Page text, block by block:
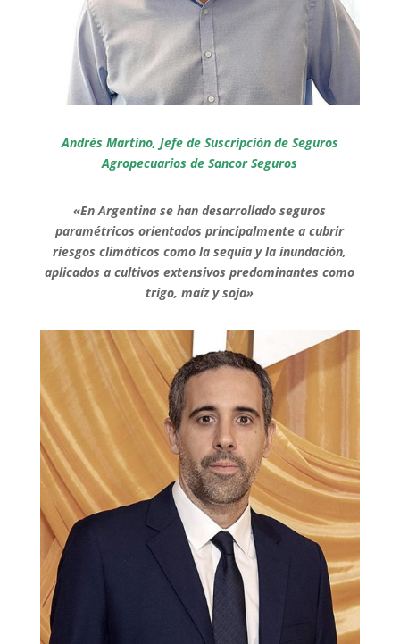
Andrés Martino, Jefe de Suscripción de Seguros
Agropecuarios de Sancor Seguros
«En Argentina se han desarrollado seguros
paramétricos orientados principalmente a cubrir
riesgos climáticos como la sequía y la inundación,
aplicados a cultivos extensivos predominantes como
trigo, maíz y soja»